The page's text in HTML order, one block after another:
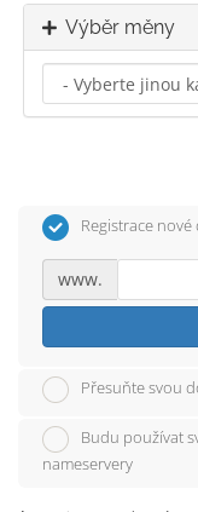
Výběr měny
Registrace
www.
Přesuňte svou
Budu používat
nameservery